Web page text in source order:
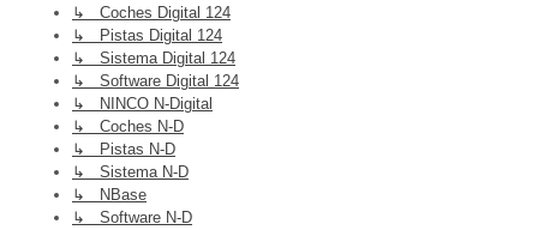
↳ Coches Digital 124
↳ Pistas Digital 124
↳ Sistema Digital 124
↳ Software Digital 124
↳ NINCO N-Digital
↳ Coches N-D
↳ Pistas N-D
↳ Sistema N-D
↳ NBase
↳ Software N-D